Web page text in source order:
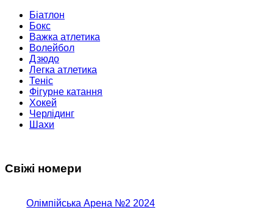
Біатлон
Бокс
Важка атлетика
Волейбол
Дзюдо
Легка атлетика
Теніс
Фігурне катання
Хокей
Черлідинг
Шахи
Свіжі номери
Олімпійська Арена №2 2024